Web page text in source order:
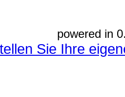
powered in
Sie Ihre